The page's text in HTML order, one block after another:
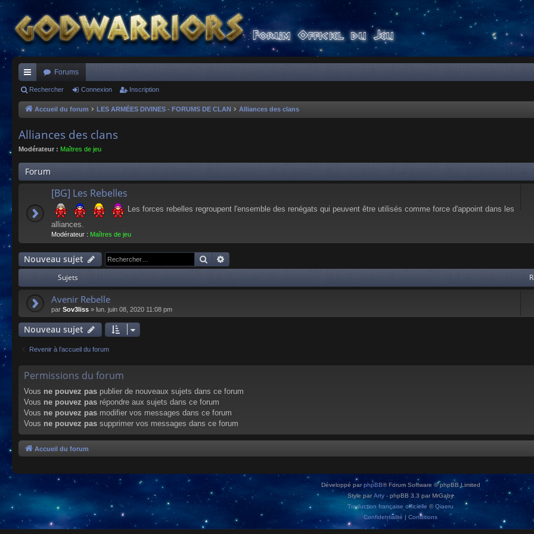
ac
co
s
Forums
Rechercher Connexion Inscription
Accueil du forum LES ARMÉES DIVINES - FORUMS DE CLAN Alliances des clans
Alliances des clans
Modérateur : Maîtres de jeu
Forum
[BG] Les Rebelles
Les forces rebelles regroupent l'ensemble des renégats qui peuvent être utilisés comme force d'appoint dans les
alliances.
Modérateur : Maîtres de jeu
Nouveau sujet Rechercher
Sujets
Avenir Rebelle
par Sov3liss » lun. juin 08, 2020 11:08 pm
Nouveau sujet
Revenir à l’accueil du forum
Permissions du forum
Vous ne pouvez pas publier de nouveaux sujets dans ce forum
Vous ne pouvez pas répondre aux sujets dans ce forum
Vous ne pouvez pas modifier vos messages dans ce forum
Vous ne pouvez pas supprimer vos messages dans ce forum
Accueil du forum
Développé parphpBB® Forum Software © phpBB Limited
Style par Arty - phpBB 3.3 par MrGaby
Traduction française officielle ©Qiaeru
Confidentialité | Conditions